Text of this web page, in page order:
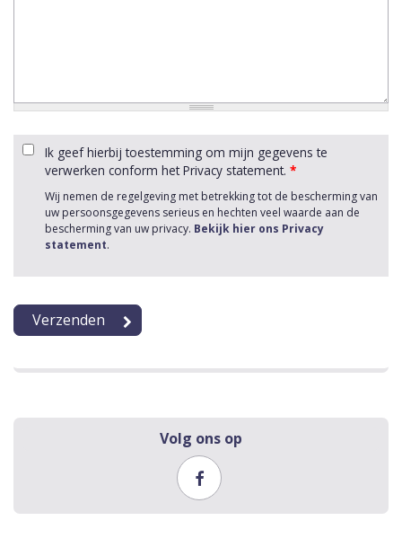
Ik geef hierbij toestemming om mijn gegevens te
verwerken conform het Privacy statement. *
Wij nemen de regelgeving met betrekking tot de bescherming van
uw persoonsgegevens serieus en hechten veel waarde aan de
bescherming van uw privacy. Bekijk hier ons Privacy
statement.
Volg ons op